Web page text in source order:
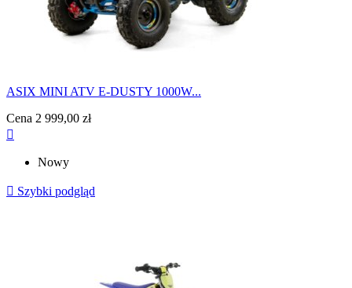
ASIX MINI ATV E-DUSTY 1000W...
Cena 2 999,00 zł

Nowy
 Szybki podgląd